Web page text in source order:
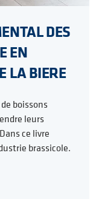
DES
EN
LA BIERE
boissons
leurs
ce livre
brassicole.